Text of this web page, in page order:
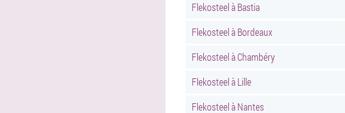
Flekosteel à Bastia
Flekosteel à Bordeaux
Flekosteel à Chambéry
Flekosteel à Lille
Flekosteel à Nantes